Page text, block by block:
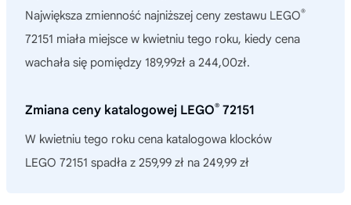
Największa zmienność najniższej ceny zestawu LEGO®
72151 miała miejsce w kwietniu tego roku, kiedy cena
wachała się pomiędzy 189,99zł a 244,00zł.
Zmiana ceny katalogowej LEGO® 72151
W kwietniu tego roku cena katalogowa klocków
LEGO 72151 spadła z 259,99 zł na 249,99 zł